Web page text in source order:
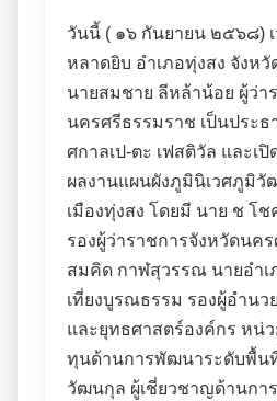
วันนี้ ( ๑๖ กันยายน ๒๕๖๘)
หลาดยิบ อำเภอทุ่งสง จังห
นายสมชาย ลีหล้าน้อย ผู้ว่า
นครศรีธรรมราช เป็นประธ
ศกาลเป-ตะ เฟสติวัล และเปิ
ผลงานแผนผังภูมินิเวศภูมิวั
เมืองทุ่งสง โดยมี นาย ช โ
รองผู้ว่าราชการจังหวัดนค
สมคิด กาฬสุวรรณ นายอำเ
เที่ยงบูรณธรรม รองผู้อำนว
และยุทธศาสตร์องค์กร หน่
ทุนด้านการพัฒนาระดับพื้น
วัฒนกุล ผู้เชี่ยวชาญด้านการ